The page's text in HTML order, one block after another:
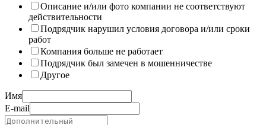
Описание и/или фото компании не соответствуют
действительности
Подрядчик нарушил условия договора и/или сроки
работ
Компания больше не работает
Подрядчик был замечен в мошенничестве
Другое
Имя
E-mail